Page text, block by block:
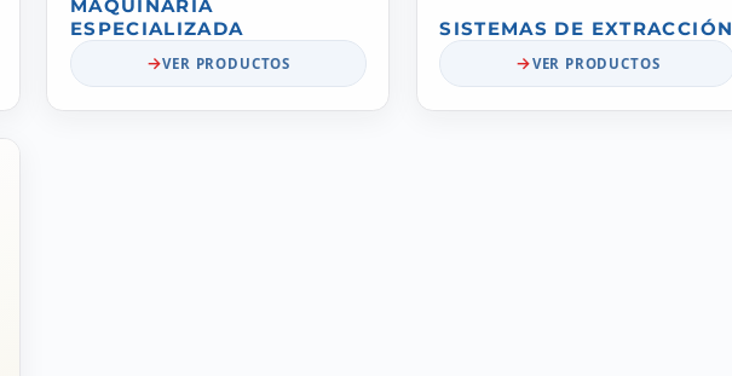
MAQUINARIA
ESPECIALIZADA
VER PRODUCTOS
SISTEMAS DE EXTRACCIÓN
VER PRODUCTOS